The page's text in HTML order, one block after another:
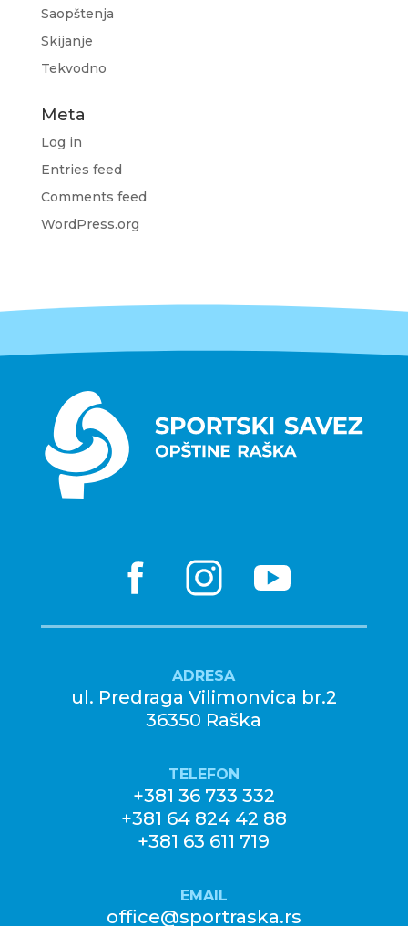
Saopštenja
Skijanje
Tekvodno
Meta
Log in
Entries feed
Comments feed
WordPress.org
ADRESA
ul. Predraga Vilimonvica br.2
36350 Raška
TELEFON
+381 36 733 332
+381 64 824 42 88
+381 63 611 719
EMAIL
office@sportraska.rs